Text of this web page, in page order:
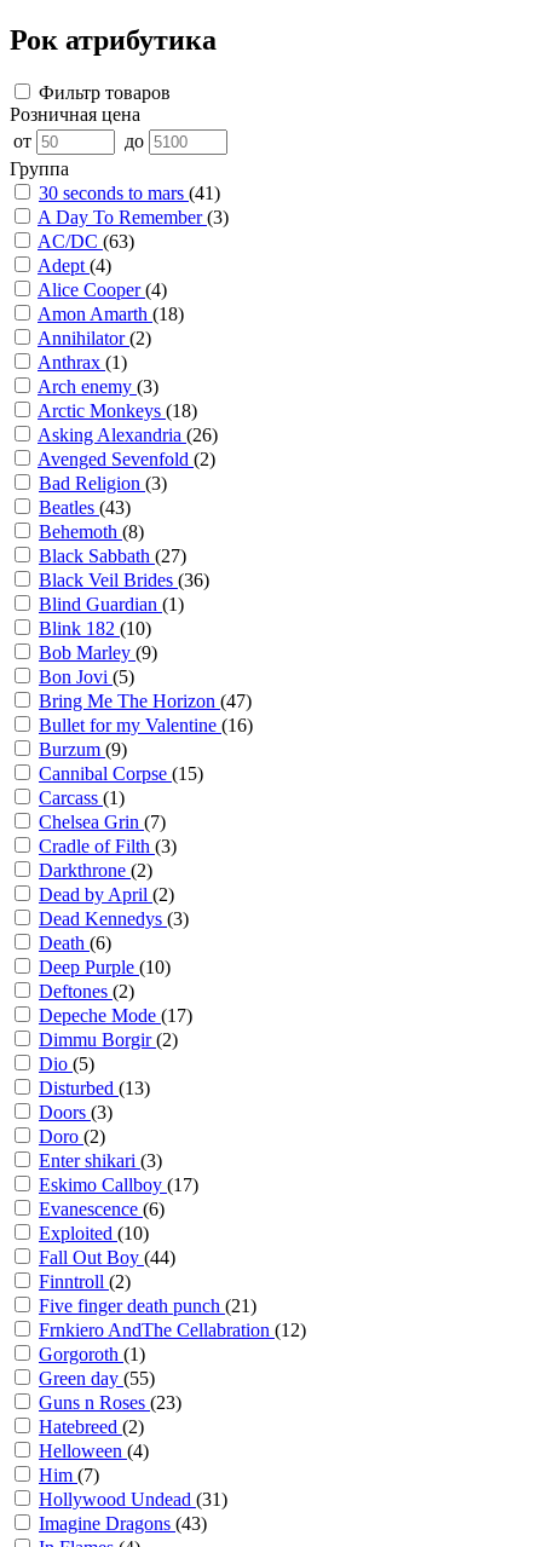
Рок атрибутика
Фильтр товаров
Розничная цена
от
до
Группа
30 seconds to mars (41)
A Day To Remember(3)
AC/DC (63)
Adept(4)
Alice Cooper(4)
Amon Amarth (18)
Annihilator(2)
Anthrax (1)
Arch enemy (3)
Arctic Monkeys (18)
Asking Alexandria (26)
Avenged Sevenfold (2)
Bad Religion (3)
Beatles (43)
Behemoth (8)
Black Sabbath (27)
Black Veil Brides (36)
Blind Guardian (1)
Blink 182 (10)
Bob Marley (9)
Bon Jovi (5)
Bring Me The Horizon (47)
Bullet for my Valentine (16)
Burzum (9)
Cannibal Corpse (15)
Carcass (1)
Chelsea Grin (7)
Cradle of Filth (3)
Darkthrone (2)
Dead by April (2)
Dead Kennedys (3)
Death (6)
Deep Purple (10)
Deftones (2)
Depeche Mode (17)
Dimmu Borgir(2)
Dio (5)
Disturbed (13)
Doors (3)
Doro (2)
Enter shikari (3)
Eskimo Callboy (17)
Evanescence (6)
Exploited (10)
Fall Out Boy (44)
Finntroll (2)
Five finger death punch (21)
Frnkiero AndThe Cellabration (12)
Gorgoroth (1)
Green day (55)
Guns n Roses (23)
Hatebreed (2)
Helloween (4)
Him (7)
Hollywood Undead (31)
Imagine Dragons (43)